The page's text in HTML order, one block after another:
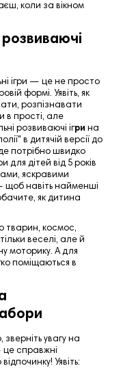
коли за вікном
розвиваючі
ігри — це не просто
формі. Уявіть, як
розпізнавати
в прості, але
розвиваючі ігри на
в дитячій версії до
потрібно швидко
для дітей від 5 років
яскравими
навіть найменші
як дитина
тварин, космос,
веселі, але й
моторику. А для
поміщаються в
увагу на
це справжні
Уявіть: